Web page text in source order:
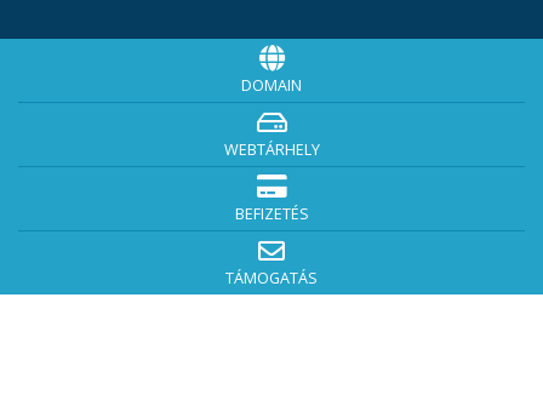
DOMAIN
WEBTÁRHELY
BEFIZETÉS
TÁMOGATÁS